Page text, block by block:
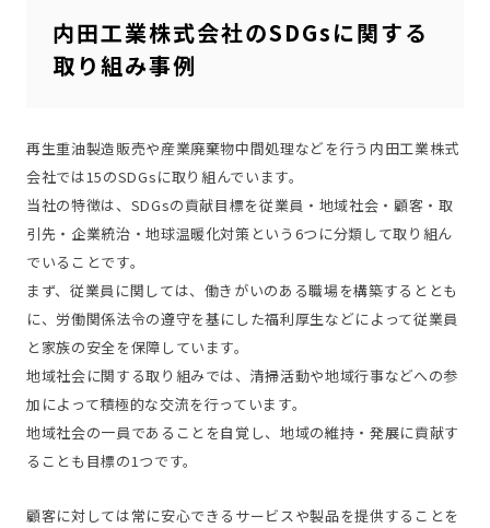
内田工業株式会社のSDGsに関する
取り組み事例
再生重油製造販売や産業廃棄物中間処理などを行う内田工業株式
会社では15のSDGsに取り組んでいます。
当社の特徴は、SDGsの貢献目標を従業員・地域社会・顧客・取
引先・企業統治・地球温暖化対策という6つに分類して取り組ん
でいることです。
まず、従業員に関しては、働きがいのある職場を構築するととも
に、労働関係法令の遵守を基にした福利厚生などによって従業員
と家族の安全を保障しています。
地域社会に関する取り組みでは、清掃活動や地域行事などへの参
加によって積極的な交流を行っています。
地域社会の一員であることを自覚し、地域の維持・発展に貢献す
ることも目標の1つです。
顧客に対しては常に安心できるサービスや製品を提供することを